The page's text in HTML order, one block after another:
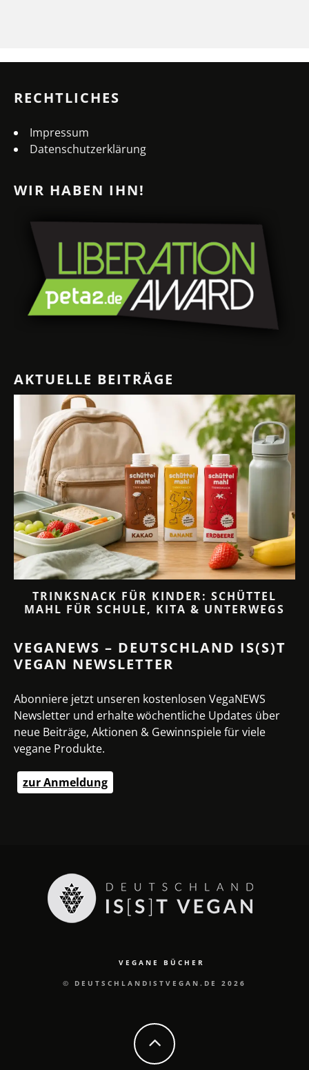
RECHTLICHES
Impressum
Datenschutzerklärung
WIR HABEN IHN!
AKTUELLE BEITRÄGE
TRINKSNACK FÜR KINDER: SCHÜTTEL
MAHL FÜR SCHULE, KITA & UNTERWEGS
VEGANEWS – DEUTSCHLAND IS(S)T
VEGAN NEWSLETTER
Abonniere jetzt unseren kostenlosen VegaNEWS
Newsletter und erhalte wöchentliche Updates über
neue Beiträge, Aktionen & Gewinnspiele für viele
vegane Produkte.
zur Anmeldung
VEGANE BÜCHER
© DEUTSCHLANDISTVEGAN.DE 2026